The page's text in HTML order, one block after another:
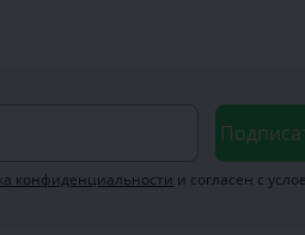
конфиденциальности и согласен с